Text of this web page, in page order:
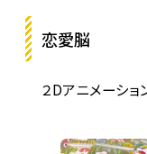
恋愛脳
２Dアニメーショ